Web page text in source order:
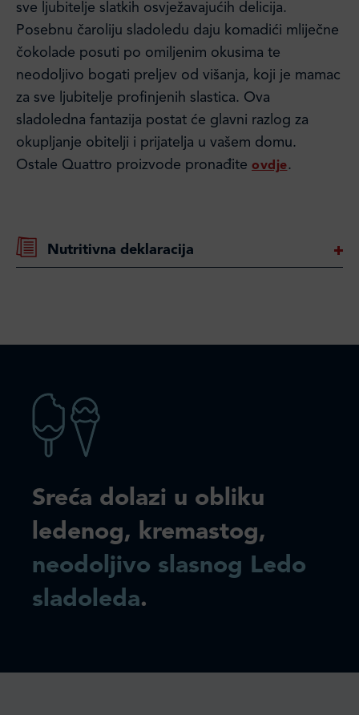
sve ljubitelje slatkih osvježavajućih delicija.
Posebnu čaroliju sladoledu daju komadići mliječne
čokolade posuti po omiljenim okusima te
neodoljivo bogati preljev od višanja, koji je mamac
za sve ljubitelje profinjenih slastica. Ova
sladoledna fantazija postat će glavni razlog za
okupljanje obitelji i prijatelja u vašem domu.
Ostale Quattro proizvode pronađite ovdje.
Nutritivna deklaracija
Sreća dolazi u obliku
ledenog, kremastog,
neodoljivo slasnog Ledo
sladoleda.